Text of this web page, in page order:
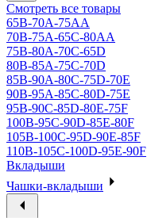
Смотреть все товары
65B-70A-75АА
70В-75А-65С-80АА
75В-80А-70С-65D
80В-85А-75С-70D
85В-90А-80С-75D-70E
90B-95A-85C-80D-75E
95B-90C-85D-80E-75F
100B-95C-90D-85E-80F
105B-100C-95D-90E-85F
110B-105C-100D-95E-90F
Вкладыши
Чашки-вкладыши